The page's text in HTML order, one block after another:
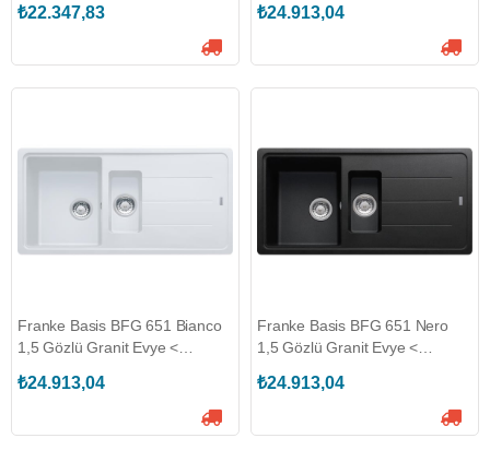
₺22.347,83 ₺24.913,04
Franke Basis BFG 651 Bianco
1,5 Gözlü Granit Evye <
₺24.913,04
Franke Basis BFG 651 Nero
1,5 Gözlü Granit Evye <
₺24.913,04